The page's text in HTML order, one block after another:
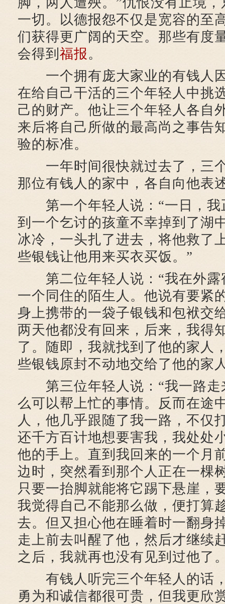
一切。以德报怨不仅是宽容的至
们获得更广阔的天空。那些有度
会得到 福报。
一个拥有庞大家业的有钱人
在给自己干活的三个年轻人中挑
己的财产。他让三个年轻人各自
来后将自己所做的最高尚之事告
验的标准。
一年时间很快就过去了，三
那位有钱人的家中，各自向他表
第一个年轻人说：“一日，我
到一个乞讨的孩童不幸掉到了湖
冰冷，一头扎了进去，将他救了
些银钱让他用来买衣买饭。”
第二位年轻人说：“我在外露
一个同住的陌生人。他说有要紧
身上携带的一袋子银钱和包袱交
两天他都没有回来，后来，我得
了。随即，我就找到了他的家人
些银钱原封不动地交给了他的家
第三位年轻人说：“我一路走
么可以帮上忙的事情。反而在途
人，他几乎跟随了我一路，不仅
还千方百计地想要害我，我处处
他的手上。直到我回来的一个月
边时，突然看到那个人正在一棵
只要一抬脚就能将它踢下悬崖，
我觉得自己不能那么做，便打算
去。但又担心他在睡着时一翻身
走上前去叫醒了他，然后才继续
之后，我就再也没有见到过他了
有钱人听完三个年轻人的话
勇为和诚信都很可贵，但我更欣